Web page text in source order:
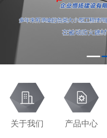
关于我们 产品中心